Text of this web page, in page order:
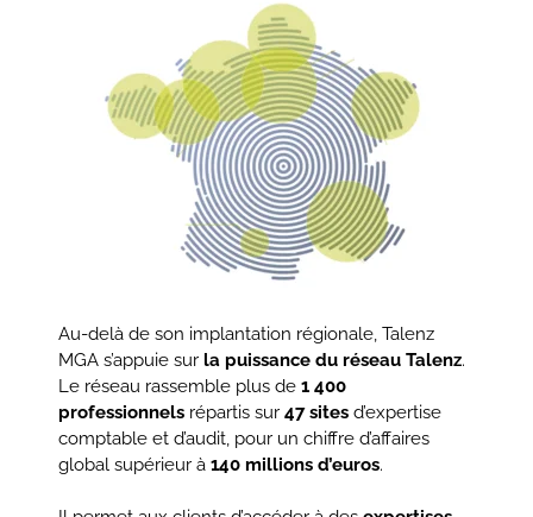
Au-delà de son implantation régionale, Talenz
MGA s’appuie surla puissance du réseau Talenz.
Le réseau rassemble plus de1 400
professionnels répartis sur47 sites d’expertise
comptable et d’audit, pour un chiffre d’affaires
global supérieur à140 millions d’euros.